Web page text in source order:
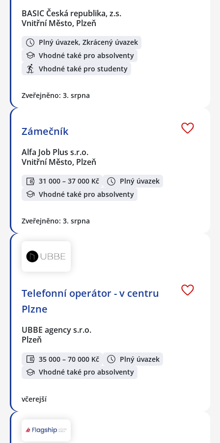
BASIC Česká republika, z.s.
Vnitřní Město, Plzeň
Plný úvazek, Zkrácený úvazek
Vhodné také pro absolventy
Vhodné také pro studenty
Zveřejněno: 3. srpna
Zámečník
Alfa Job Plus s.r.o.
Vnitřní Město, Plzeň
31 000 – 37 000 Kč
Plný úvazek
Vhodné také pro absolventy
Zveřejněno: 3. srpna
Telefonní operátor - v centru
Plzne
UBBE agency s.r.o.
Plzeň
35 000 – 70 000 Kč
Plný úvazek
Vhodné také pro absolventy
včerejší